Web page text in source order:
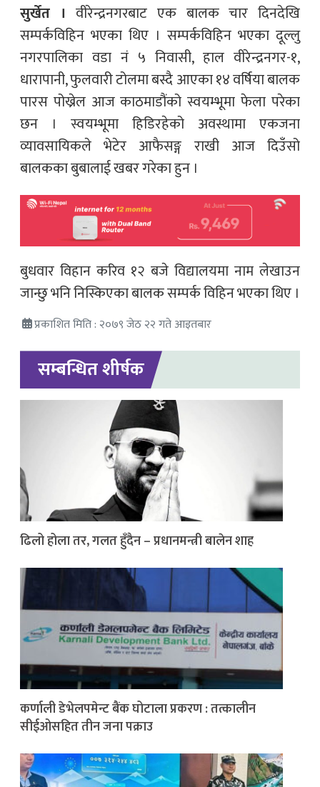
सुर्खेत । वीरेन्द्रनगरबाट एक बालक चार दिनदेखि
सम्पर्कविहिन भएका थिए । सम्पर्कविहिन भएका दूल्लु
नगरपालिका वडा नं ५ निवासी, हाल वीरेन्द्रनगर-१,
धारापानी, फुलवारी टोलमा बस्दै आएका १४ वर्षिया बालक
पारस पोख्रेल आज काठमाडौंको स्वयम्भूमा फेला परेका
छन । स्वयम्भूमा हिडिरहेको अवस्थामा एकजना
व्यावसायिकले भेटेर आफैसङ्ग राखी आज दिउँसो
बालकका बुबालाई खबर गरेका हुन ।
बुधवार विहान करिव १२ बजे विद्यालयमा नाम लेखाउन
जान्छु भनि निस्किएका बालक सम्पर्क विहिन भएका थिए ।
प्रकाशित मिति : २०७९ जेठ २२ गते आइतबार
सम्बन्धित शीर्षक
ढिलो होला तर, गलत हुँदैन – प्रधानमन्त्री बालेन शाह
कर्णाली डेभेलपमेन्ट बैंक घोटाला प्रकरण : तत्कालीन
सीईओसहित तीन जना पक्राउ